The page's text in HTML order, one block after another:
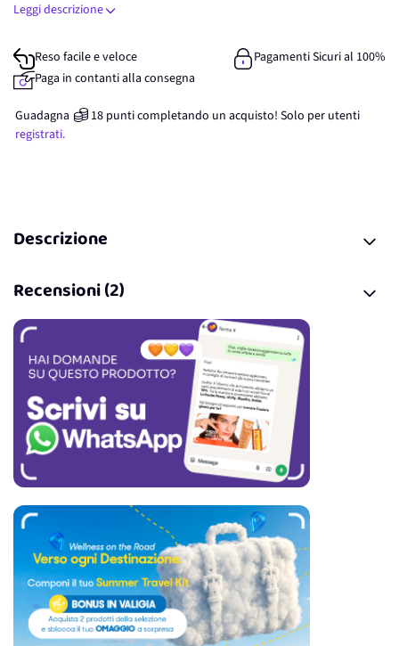
Leggi descrizione
Reso facile e veloce
Pagamenti Sicuri al 100%
Paga in contanti alla consegna
Guadagna 18 punticompletando un acquisto! Solo per utenti
registrati.
Descrizione
Recensioni (2)